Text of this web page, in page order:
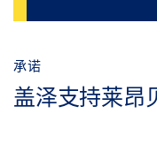
承诺
盖泽支持莱昂